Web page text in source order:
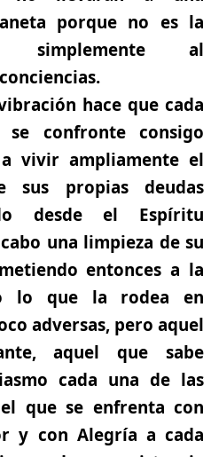
porque no es la
simplemente al
hace que cada
confronte consigo
vivir ampliamente el
sus propias deudas
desde el Espíritu
una limpieza de su
entonces a la
lo que la rodea en
adversas, pero aquel
aquel que sabe
cada una de las
que se enfrenta con
y con Alegría a cada